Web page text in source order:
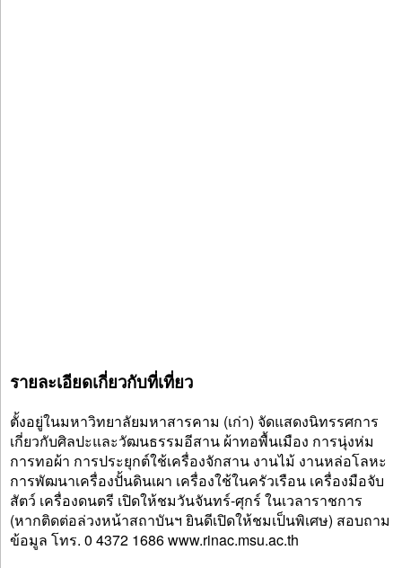
รายละเอียดเกี่ยวกับที่เที่ยว
ตั้งอยู่ในมหาวิทยาลัยมหาสารคาม (เก่า) จัดแสดงนิทรรศการ
เกี่ยวกับศิลปะและวัฒนธรรมอีสาน ผ้าทอพื้นเมือง การนุ่งห่ม
การทอผ้า การประยุกต์ใช้เครื่องจักสาน งานไม้ งานหล่อโลหะ
การพัฒนาเครื่องปั้นดินเผา เครื่องใช้ในครัวเรือน เครื่องมือจับ
สัตว์ เครื่องดนตรี เปิดให้ชมวันจันทร์-ศุกร์ ในเวลาราชการ
(หากติดต่อล่วงหน้าสถาบันฯ ยินดีเปิดให้ชมเป็นพิเศษ) สอบถาม
ข้อมูล โทร. 0 4372 1686 www.rinac.msu.ac.th